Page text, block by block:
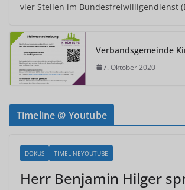
vier Stellen im Bundesfreiwilligendienst
Verbandsgemeinde
7. Oktober 2020
Timeline @ Youtube
DOKUS TIMELINEYOUTUBE
Herr Benjamin Hilger